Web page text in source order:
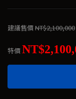
建議售價NT$2,100,000
特價